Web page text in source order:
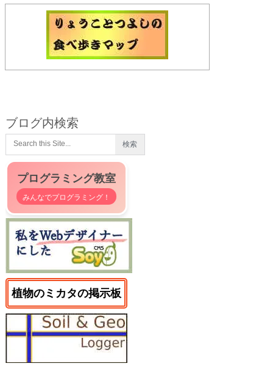
ブログ内検索
プログラミング教室
みんなでプログラミング！
植物のミカタの掲示板